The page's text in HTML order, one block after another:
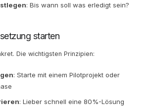
: Bis wann soll was erledigt sein?
starten
Die wichtigsten Prinzipien:
: Starte mit einem Pilotprojekt oder
: Lieber schnell eine 80%-Lösung